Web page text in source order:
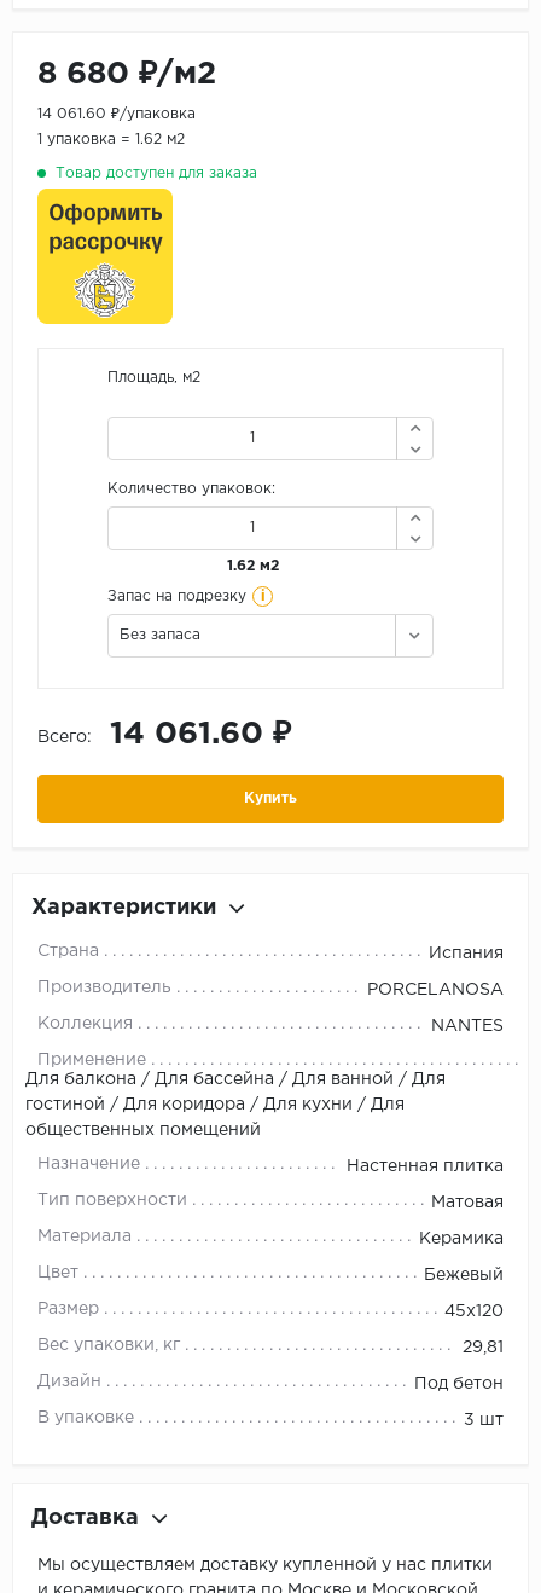
8 680 ₽/м2
14 061.60 ₽/упаковка
1 упаковка = 1.62 м2
Товар доступен для заказа
Площадь, м2
Количество упаковок:
1.62 м2
Запас на подрезку i
Без запаса
Всего: 14 061.60 ₽
Купить
Характеристики
Страна Испания
Производитель PORCELANOSA
Коллекция NANTES
Применение
Для балкона / Для бассейна / Для ванной / Для
гостиной / Для коридора / Для кухни / Для
общественных помещений
Назначение Настенная плитка
Тип поверхности Матовая
Материала Керамика
Цвет Бежевый
Размер 45x120
Вес упаковки, кг 29,81
Дизайн Под бетон
В упаковке 3 шт
Доставка
Мы осуществляем доставку купленной у нас плитки